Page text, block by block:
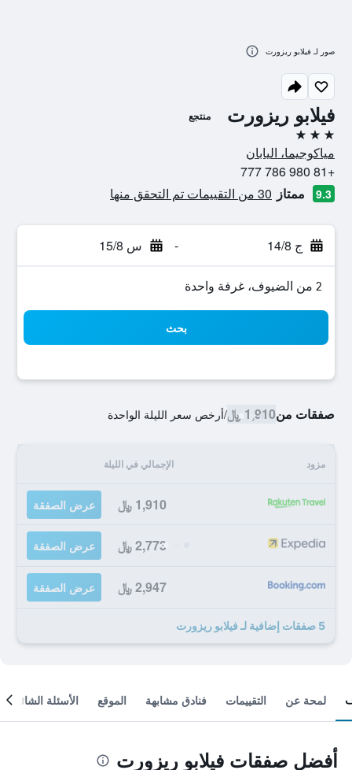
فيلابو ريزورت منتجع
3 نجوم
مياكوجيما، اليابان
+81 980 786 777
9.3 ممتاز 30 من التقييمات تم التحقق منها
ج 14/8 - س 15/8
2 من الضيوف، غرفة واحدة
بحث
صفقات من1,910 ﷼ /أرخص سعر الليلة الواحدة
مزود الإجمالي في الليلة
1,910 ﷼ عرض الصفقة
2,773 ﷼ عرض الصفقة
2,947 ﷼ عرض الصفقة
5 صفقات إضافية لـ فيلابو ريزورت
صور لـ فيلابو ريزورت
لمحة عن التقييمات فنادق مشابهة الموقع الأسئلة الشائعة
أفضل صفقات فيلابو ريزورت